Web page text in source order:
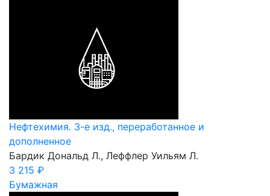
Нефтехимия. 3-е изд., переработанное и
дополненное
Бардик Дональд Л., Леффлер Уильям Л.
3 215 ₽
Бумажная